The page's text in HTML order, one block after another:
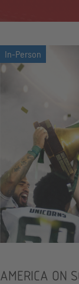
AMERICA ON